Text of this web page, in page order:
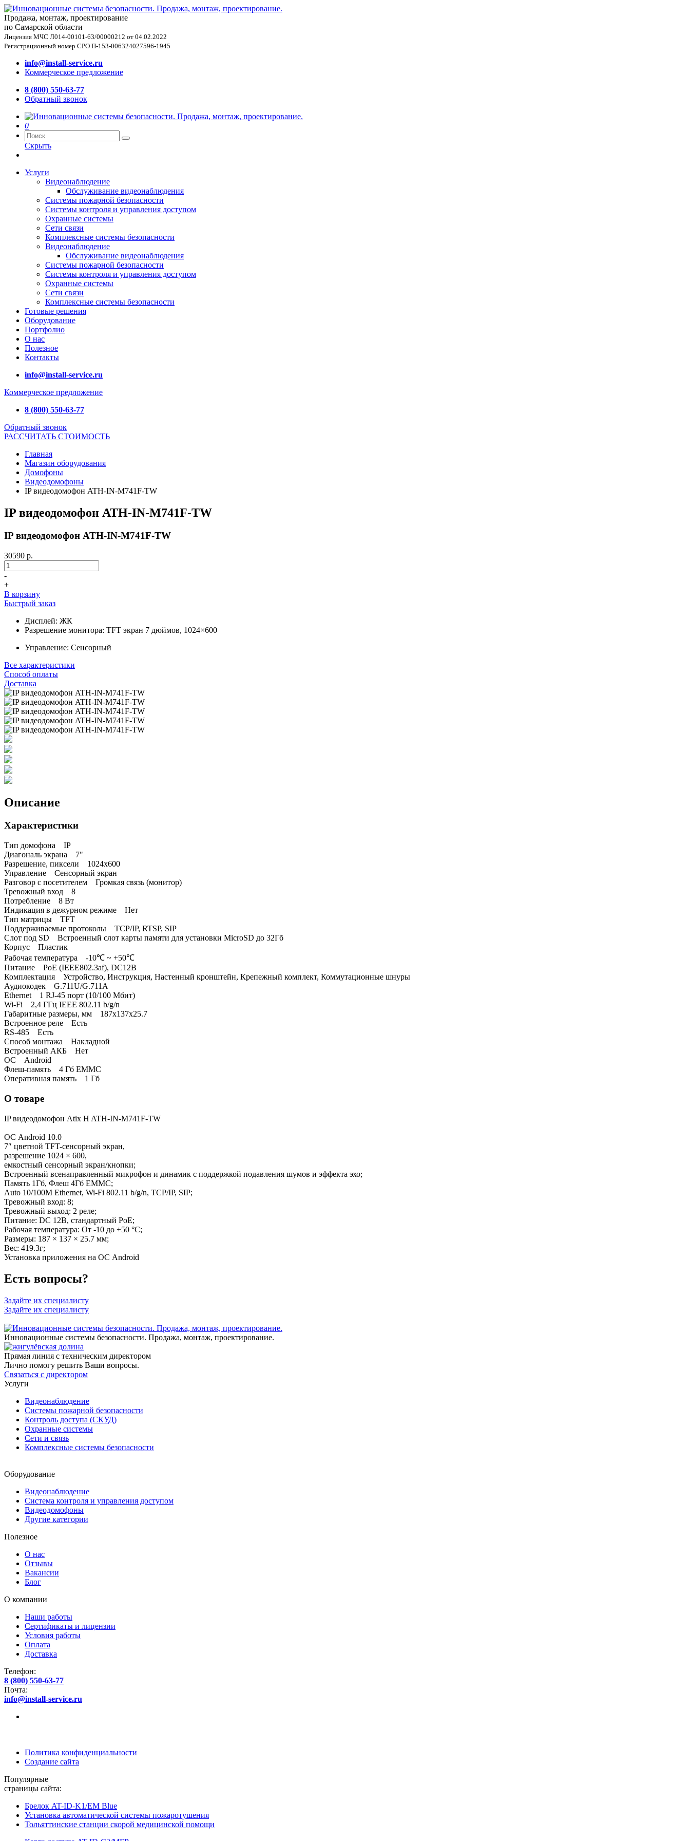
Продажа, монтаж, проектирование
по Самарской области
Лицензия МЧС Л014-00101-63/00000212 от 04.02.2022
Регистрационный номер СРО П-153-006324027596-1945
info@install-service.ru
Коммерческое предложение
8 (800) 550-63-77
Обратный звонок
0
Скрыть
Услуги
Видеонаблюдение
Обслуживание видеонаблюдения
Системы пожарной безопасности
Системы контроля и управления доступом
Охранные системы
Сети связи
Комплексные системы безопасности
Видеонаблюдение
Обслуживание видеонаблюдения
Системы пожарной безопасности
Системы контроля и управления доступом
Охранные системы
Сети связи
Комплексные системы безопасности
Готовые решения
Оборудование
Портфолио
О нас
Полезное
Контакты
info@install-service.ru
Коммерческое предложение
8 (800) 550-63-77
Обратный звонок
РАССЧИТАТЬ СТОИМОСТЬ
Главная
Магазин оборудования
Домофоны
Видеодомофоны
IP видеодомофон ATH-IN-M741F-TW
IP видеодомофон ATH-IN-M741F-TW
IP видеодомофон ATH-IN-M741F-TW
30590 р.
-
+
В корзину
Быстрый заказ
Дисплей: ЖК
Разрешение монитора: TFT экран 7 дюймов, 1024×600
Управление: Сенсорный
Все характеристики
Способ оплаты
Доставка
Описание
Характеристики
Тип домофона IP
Диагональ экрана 7"
Разрешение, пиксели 1024x600
Управление Сенсорный экран
Разговор с посетителем Громкая связь (монитор)
Тревожный вход 8
Потребление 8 Вт
Индикация в дежурном режиме Нет
Тип матрицы TFT
Поддерживаемые протоколы TCP/IP, RTSP, SIP
Слот под SD Встроенный слот карты памяти для установки MicroSD до 32Гб
Корпус Пластик
Рабочая температура -10℃ ~ +50℃
Питание PoE (IEEE802.3af), DC12В
Комплектация Устройство, Инструкция, Настенный кронштейн, Крепежный комплект, Коммутационные шнуры
Аудиокодек G.711U/G.711A
Ethernet 1 RJ-45 порт (10/100 Мбит)
Wi-Fi 2,4 ГГц IEEE 802.11 b/g/n
Габаритные размеры, мм 187х137х25.7
Встроенное реле Есть
RS-485 Есть
Способ монтажа Накладной
Встроенный АКБ Нет
ОС Android
Флеш-память 4 Гб EMMC
Оперативная память 1 Гб
О товаре
IP видеодомофон Atix H ATH-IN-M741F-TW
ОС Android 10.0
7″ цветной TFT-сенсорный экран,
разрешение 1024 × 600,
емкостный сенсорный экран/кнопки;
Встроенный всенаправленный микрофон и динамик с поддержкой подавления шумов и эффекта эхо;
Память 1Гб, Флеш 4Гб EMMC;
Auto 10/100M Ethernet, Wi-Fi 802.11 b/g/n, TCP/IP, SIP;
Тревожный вход: 8;
Тревожный выход: 2 реле;
Питание: DC 12В, стандартный PoE;
Рабочая температура: От -10 до +50 °C;
Размеры: 187 × 137 × 25.7 мм;
Вес: 419.3г;
Установка приложения на ОС Android
Есть вопросы?
Задайте их специалисту
Задайте их специалисту
Инновационные системы безопасности. Продажа, монтаж, проектирование.
Прямая линия с техническим директором
Лично помогу решить Ваши вопросы.
Связаться с директором
Услуги
Видеонаблюдение
Системы пожарной безопасности
Контроль доступа (СКУД)
Охранные системы
Сети и связь
Комплексные системы безопасности
Оборудование
Видеонаблюдение
Система контроля и управления доступом
Видеодомофоны
Другие категории
Полезное
О нас
Отзывы
Вакансии
Блог
О компании
Наши работы
Сертификаты и лицензии
Условия работы
Оплата
Доставка
Телефон:
8 (800) 550-63-77
Почта:
info@install-service.ru
Политика конфиденциальности
Создание сайта
Популярные
страницы сайта:
Брелок AT-ID-K1/EM Blue
Установка автоматической системы пожаротушения
Тольяттинские станции скорой медицинской помощи